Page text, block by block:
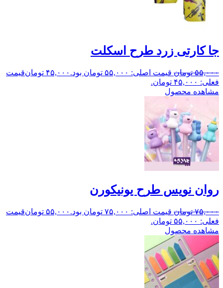
جا کارتی زرد طرح اسکلت
۵۵,۰۰۰ تومان قیمت اصلی: ۵۵,۰۰۰ تومان بود. ۴۵,۰۰۰ تومانقیمت
فعلی: ۴۵,۰۰۰ تومان.
مشاهده محصول
روان نویس طرح یونیکورن
۷۵,۰۰۰ تومان قیمت اصلی: ۷۵,۰۰۰ تومان بود. ۵۵,۰۰۰ تومانقیمت
فعلی: ۵۵,۰۰۰ تومان.
مشاهده محصول